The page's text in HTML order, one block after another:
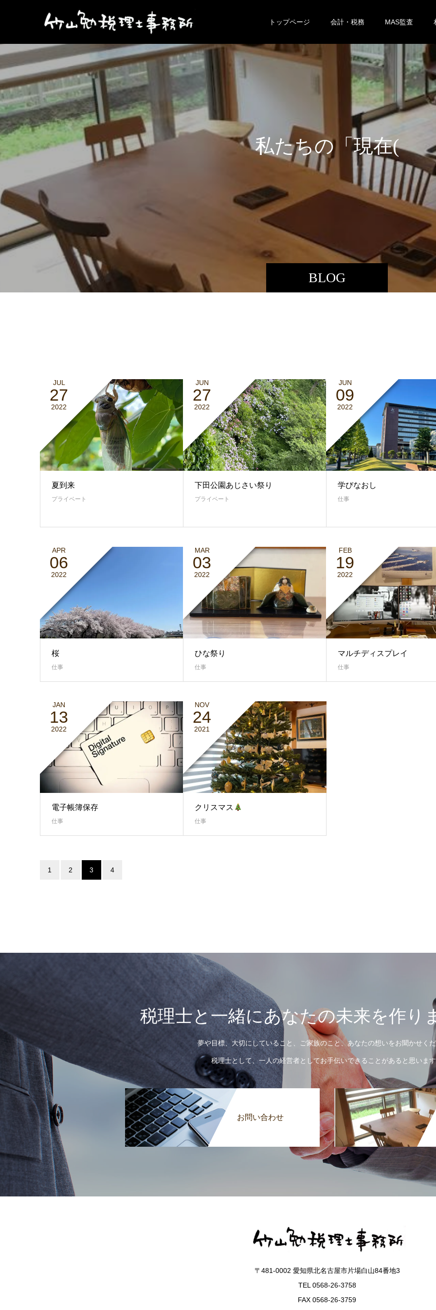
トップページ 会計・税務 MAS監査
BLOG
私た の「現在(いま 」をお伝
JUL
27
2022
夏到来
プライベート
JUN
27
2022
下田公園あじさい祭り
プライベート
JUN
09
2022
学びなおし
仕事
APR
06
2022
桜
仕事
MAR
03
2022
ひな祭り
仕事
FEB
19
2022
マルチディスプレイ
仕事
JAN
13
2022
電子帳簿保存
仕事
NOV
24
2021
クリスマス
仕事
1 2 3 4
税理士と一緒にあなたの未来を作り
夢や目標、大切にしていること、ご家族のこと、あなたの想いをお聞かせく
税理士として、一人の経営者としてお手伝いできることがあると思いま
お問い合わせ
〒481-0002 愛知県北名古屋市片場白山84番地3
TEL 0568-26-3758
FAX 0568-26-3759